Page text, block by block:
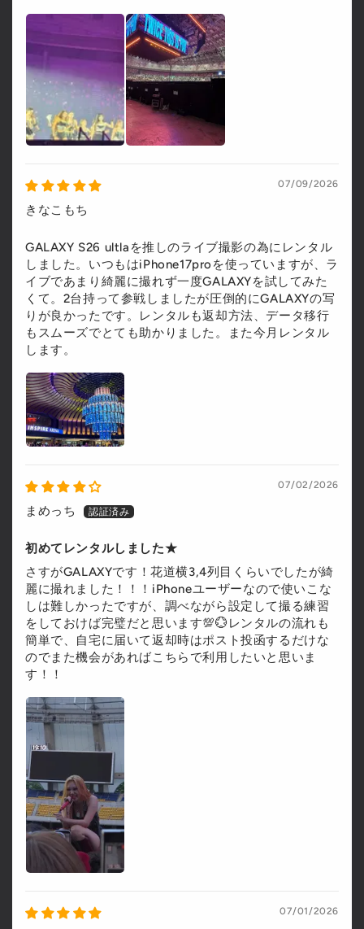
07/09/2026
きなこもち
GALAXY S26 ultlaを推しのライブ撮影の為にレンタル
しました。いつもはiPhone17proを使っていますが、ラ
イブであまり綺麗に撮れず一度GALAXYを試してみた
くて。2台持って参戦しましたが圧倒的にGALAXYの写
りが良かったです。レンタルも返却方法、データ移行
もスムーズでとても助かりました。また今月レンタル
します。
07/02/2026
まめっち
初めてレンタルしました★
さすがGALAXYです！花道横3,4列目くらいでしたが綺
麗に撮れました！！！iPhoneユーザーなので使いこな
しは難しかったですが、調べながら設定して撮る練習
をしておけば完璧だと思います💯💮レンタルの流れも
簡単で、自宅に届いて返却時はポスト投函するだけな
のでまた機会があればこちらで利用したいと思いま
す！！
07/01/2026